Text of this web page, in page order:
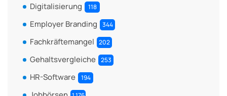
Digitalisierung 118
Employer Branding 344
Fachkräftemangel 202
Gehaltsvergleiche 253
HR-Software 194